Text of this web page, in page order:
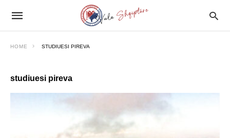
HOME STUDIUESI PIREVA
studiuesi pireva